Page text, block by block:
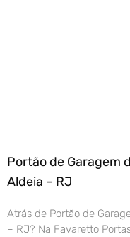
Portão de Garagem
Aldeia – RJ
Atrás de Portão de
– RJ? Na Favaretto